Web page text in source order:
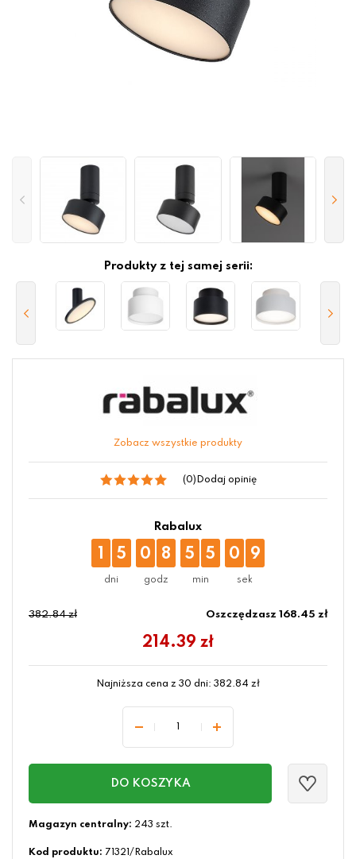
Produkty z tej samej serii:
Zobacz wszystkie produkty
(0) Dodaj opinię
Rabalux
1 5 0 8 5 5 0 8
382.84 zł Oszczędzasz 168.45 zł
214.39 zł
Najniższa cena z 30 dni: 382.84 zł
DO KOSZYKA
Magazyn centralny: 243 szt.
Kod produktu: 71321/Rabalux